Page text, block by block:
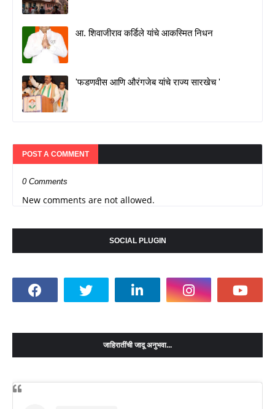
आ. शिवाजीराव कर्डिले यांचे आकस्मित निधन
'फडणवीस आणि औरंगजेब यांचे राज्य सारखेच '
POST A COMMENT
0 Comments
New comments are not allowed.
SOCIAL PLUGIN
जाहिरातींची जादू अनुभवा...